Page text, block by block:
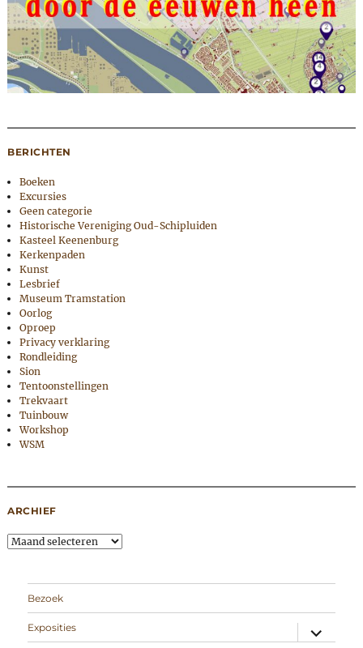
BERICHTEN
Boeken
Excursies
Geen categorie
Historische Vereniging Oud-Schipluiden
Kasteel Keenenburg
Kerkenpaden
Kunst
Lesbrief
Museum Tramstation
Oorlog
Oproep
Privacy verklaring
Rondleiding
Sion
Tentoonstellingen
Trekvaart
Tuinbouw
Workshop
WSM
ARCHIEF
Archief
Bezoek
Exposities
expand
child